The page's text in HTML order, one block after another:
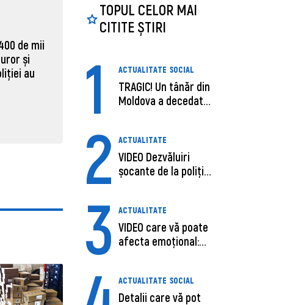
de mii
și
au
ECONOMIE
Moldova, de aproape opt ori
31 martie 2026, 16:21
TOPUL CELOR MAI
CITITE ȘTIRI
1 ACTUALITATE SOCIAL
TRAGIC! Un tânăr din
Moldova a decedat
2 ACTUALITATE
VIDEO Dezvăluiri
șocante de la poliție,
3 ACTUALITATE
VIDEO care vă poate
afecta emoțional:
ACTUALITATE SOCIAL
Detalii care vă pot